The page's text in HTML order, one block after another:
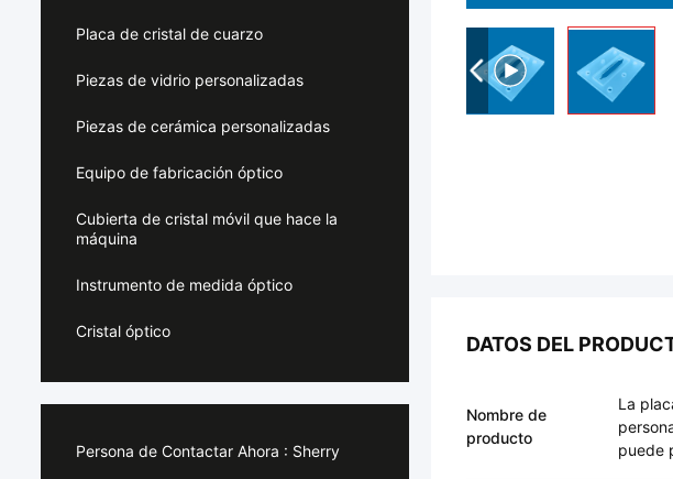
Placa de cristal de cuarzo
Piezas de vidrio personalizadas
Piezas de cerámica personalizadas
Equipo de fabricación óptico
Cubierta de cristal móvil que hace la
máquina
Instrumento de medida óptico
Cristal óptico
Persona de Contactar Ahora : Sherry
DATOS DEL
Nombre de
producto
La
puede